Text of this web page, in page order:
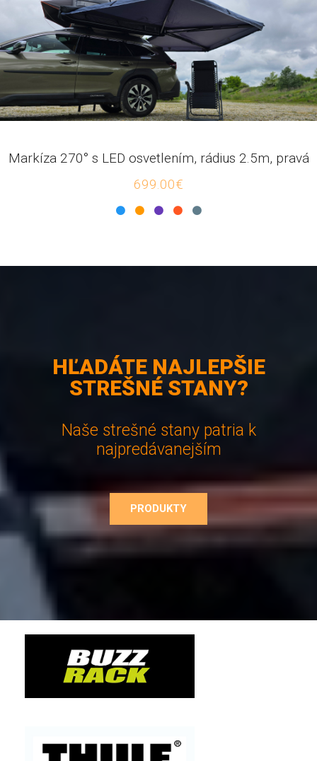
Markíza 270° s LED osvetlením, rádius 2.5m, pravá
699.00€
HĽADÁTE NAJLEPŠIE
STREŠNÉ STANY?
Naše strešné stany patria k
najpredávanejším
PRODUKTY